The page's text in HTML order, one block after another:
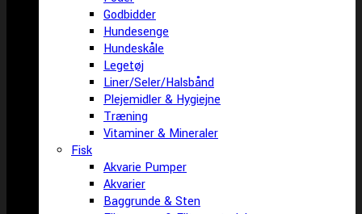
Godbidder
Hundesenge
Hundeskåle
Legetøj
Liner/Seler/Halsbånd
Plejemidler & Hygiejne
Træning
Vitaminer & Mineraler
Fisk
Akvarie Pumper
Akvarier
Baggrunde & Sten